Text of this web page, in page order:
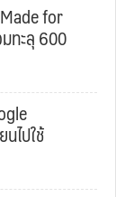
for
ทะลุ 600
ไปใช้